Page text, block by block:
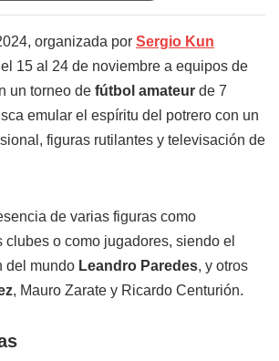
organizada por Sergio Kun
15 al 24 de noviembre a equipos de
un torneo de fútbol amateur de 7
emular el espíritu del potrero con un
figuras rutilantes y televisación de
de varias figuras como
clubes o como jugadores, siendo el
del mundo Leandro Paredes, y otros
, Mauro Zarate y Ricardo Centurión.